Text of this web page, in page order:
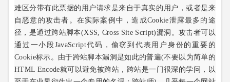
难区分带有此票据的用户请求是来自于真实的用户，或者是来
自恶意的攻击者。在实际案例中，造成Cookie泄露最多的途
径，是通过跨站脚本(XSS, Cross Site Script)漏洞。攻击者可以
通过一小段JavaScript代码，偷窃到代表用户身份的重要的
Cookie标示。由于跨站脚本漏洞是如此的普遍(不要以为简单的
HTML Encode就可以避免被跨站，跨站是一门很深的学问，以